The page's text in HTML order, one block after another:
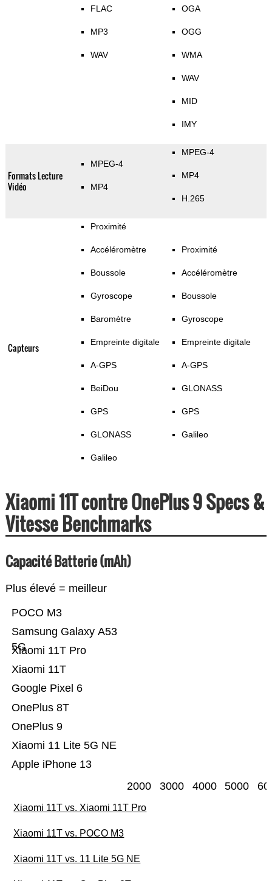
FLAC
MP3
WAV
OGA
OGG
WMA
WAV
MID
IMY
Formats Lecture
Vidéo
MPEG-4
MP4
MPEG-4
MP4
H.265
Capteurs
Proximité
Accéléromètre
Boussole
Gyroscope
Baromètre
Empreinte digitale
A-GPS
BeiDou
GPS
GLONASS
Galileo
Proximité
Accéléromètre
Boussole
Gyroscope
Empreinte digitale
A-GPS
GLONASS
GPS
Galileo
Xiaomi 11T contre OnePlus 9 Specs &
Vitesse Benchmarks
Capacité Batterie (mAh)
Plus élevé = meilleur
Apple iPhone 13
Xiaomi 11 Lite 5G NE
OnePlus 9
OnePlus 8T
Google Pixel 6
Xiaomi 11T
Xiaomi 11T Pro
Samsung Galaxy A53
5G
POCO M3
2000 3000 4000 5000
Xiaomi 11T vs. Xiaomi 11T Pro
Xiaomi 11T vs. POCO M3
Xiaomi 11T vs. 11 Lite 5G NE